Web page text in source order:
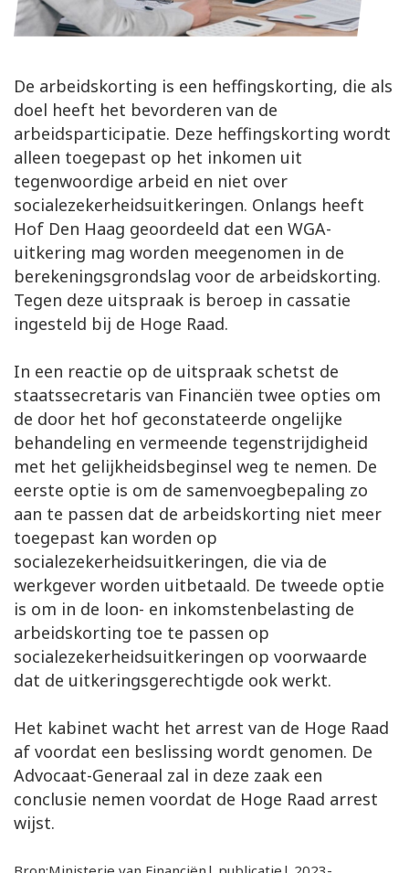
De arbeidskorting is een heffingskorting, die als
doel heeft het bevorderen van de
arbeidsparticipatie. Deze heffingskorting wordt
alleen toegepast op het inkomen uit
tegenwoordige arbeid en niet over
socialezekerheidsuitkeringen. Onlangs heeft
Hof Den Haag geoordeeld dat een WGA-
uitkering mag worden meegenomen in de
berekeningsgrondslag voor de arbeidskorting.
Tegen deze uitspraak is beroep in cassatie
ingesteld bij de Hoge Raad.
In een reactie op de uitspraak schetst de
staatssecretaris van Financiën twee opties om
de door het hof geconstateerde ongelijke
behandeling en vermeende tegenstrijdigheid
met het gelijkheidsbeginsel weg te nemen. De
eerste optie is om de samenvoegbepaling zo
aan te passen dat de arbeidskorting niet meer
toegepast kan worden op
socialezekerheidsuitkeringen, die via de
werkgever worden uitbetaald. De tweede optie
is om in de loon- en inkomstenbelasting de
arbeidskorting toe te passen op
socialezekerheidsuitkeringen op voorwaarde
dat de uitkeringsgerechtigde ook werkt.
Het kabinet wacht het arrest van de Hoge Raad
af voordat een beslissing wordt genomen. De
Advocaat-Generaal zal in deze zaak een
conclusie nemen voordat de Hoge Raad arrest
wijst.